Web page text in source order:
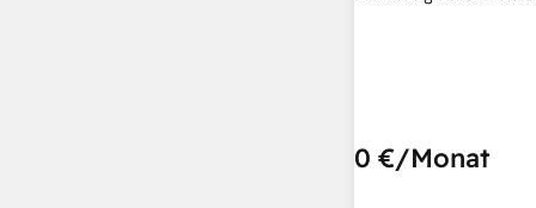
0 €/Monat